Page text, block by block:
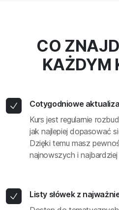
CO
KAŻDYM
Cotygodniowe
Kurs jest regularnie
jak najlepiej dopasować
Dzięki temu masz
najnowszych i
Listy słówek z